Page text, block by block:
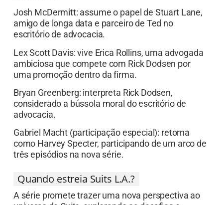
Josh McDermitt: assume o papel de Stuart Lane,
amigo de longa data e parceiro de Ted no
escritório de advocacia.
Lex Scott Davis: vive Erica Rollins, uma advogada
ambiciosa que compete com Rick Dodsen por
uma promoção dentro da firma.
Bryan Greenberg: interpreta Rick Dodsen,
considerado a bússola moral do escritório de
advocacia.
Gabriel Macht (participação especial): retorna
como Harvey Specter, participando de um arco de
três episódios na nova série.
Quando estreia Suits L.A.?
A série promete trazer uma nova perspectiva ao